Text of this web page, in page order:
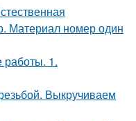
Материал номер один
работы. 1.
Выкручиваем